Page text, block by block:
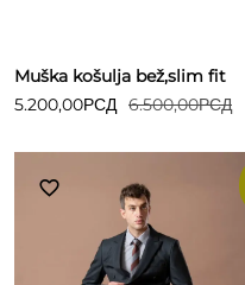
Muška košulja bež,slim fit
6.500,00РСД
5.200,00РСД